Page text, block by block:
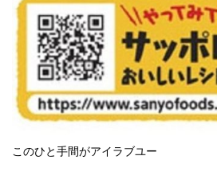
このひと手間がアイラブユー